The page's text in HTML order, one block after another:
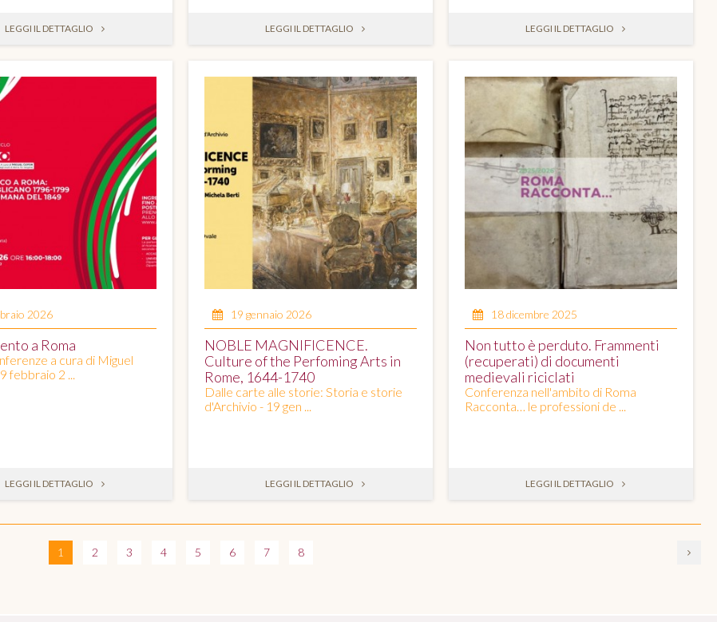
LEGGI IL DETTAGLIO LEGGI IL DETTAGLIO LEGGI IL DETTAGLIO
2026
a Roma
a cura di Miguel
febbraio 2 ...
LEGGI IL DETTAGLIO
19 gennaio 2026
NOBLE MAGNIFICENCE.
Culture of the Perfoming Arts in
Rome, 1644-1740
Dalle carte alle storie: Storia e storie
d'Archivio - 19 gen ...
LEGGI IL DETTAGLIO
18 dicembre 2025
Non tutto è perduto. Frammenti
(recuperati) di documenti
medievali riciclati
Conferenza nell'ambito di Roma
Racconta… le professioni de ...
LEGGI IL DETTAGLIO
1 2 3 4 5 6 7 8